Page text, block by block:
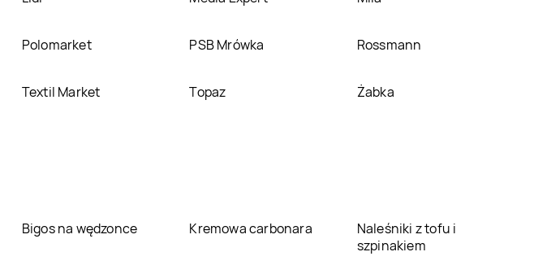
Polomarket PSB Mrówka Rossmann
Textil Market Topaz Żabka
Bigos na wędzonce Kremowa carbonara
Naleśniki z tofu i
szpinakiem